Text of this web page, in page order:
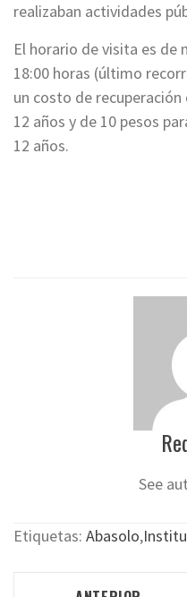
realizaban actividades
El horario de visita es de
18:00 horas (último
un costo de
12 años y de 10 pesos
12 años.
See
Etiquetas: Abasolo,